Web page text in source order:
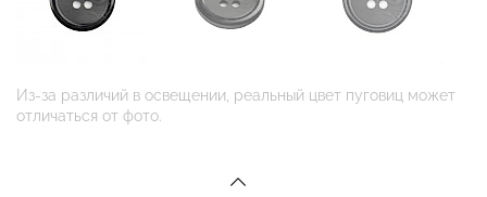
Из-за различий в освещении, реальный цвет пуговиц может
отличаться от фото.